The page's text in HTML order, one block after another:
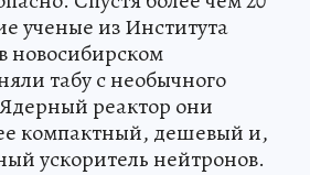
ученые из Института
новосибирском
табу с необычного
реактор они
компактный, дешевый и,
ускоритель нейтронов.